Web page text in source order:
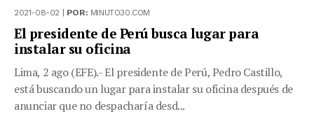
2021-08-02 | POR: MINUTO30.COM
El presidente de Perú busca lugar para
instalar su oficina
Lima, 2 ago (EFE).- El presidente de Perú, Pedro Castillo,
está buscando un lugar para instalar su oficina después de
anunciar que no despacharía desd...